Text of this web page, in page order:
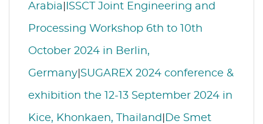
Arabia ISSCT Joint Engineering and
Processing Workshop 6th to 10th
October 2024 in Berlin,
Germany SUGAREX 2024 conference &
exhibition the 12-13 September 2024 in
Kice, Khonkaen, Thailand De Smet